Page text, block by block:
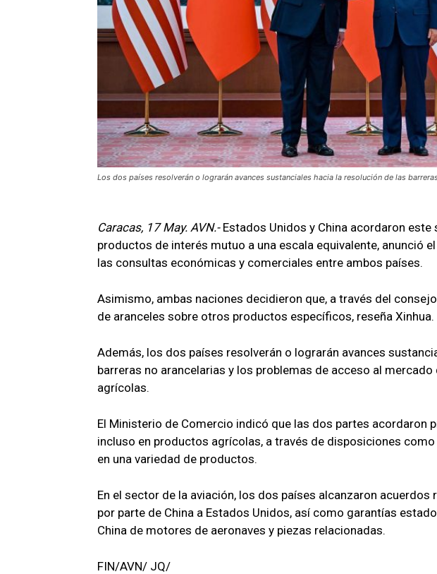
Los dos países resolverán o lograrán avances sustanciales hacia la resolución de las
Caracas, 17 May. AVN.-Estados Unidos y China acordaron
productos de interés mutuo a una escala equivalente, anunció
las consultas económicas y comerciales entre ambos países.
Asimismo, ambas naciones decidieron que, a través del
de aranceles sobre otros productos específicos, reseña Xinhua.
Además, los dos países resolverán o lograrán avances
barreras no arancelarias y los problemas de acceso al
agrícolas.
El Ministerio de Comercio indicó que las dos partes acordaron
incluso en productos agrícolas, a través de disposiciones
en una variedad de productos.
En el sector de la aviación, los dos países alcanzaron acuerdos
por parte de China a Estados Unidos, así como garantías
China de motores de aeronaves y piezas relacionadas.
FIN/AVN/ JQ/